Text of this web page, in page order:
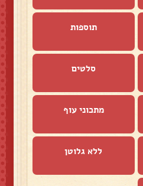
תוספות
סלטים
מתכוני עוף
ללא גלוטן